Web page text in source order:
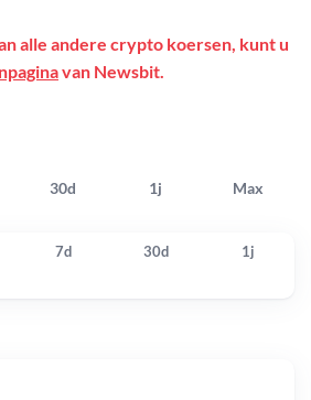
30d 1j Max
alle andere crypto koersen, kunt u
van Newsbit.
7d 30d 1j